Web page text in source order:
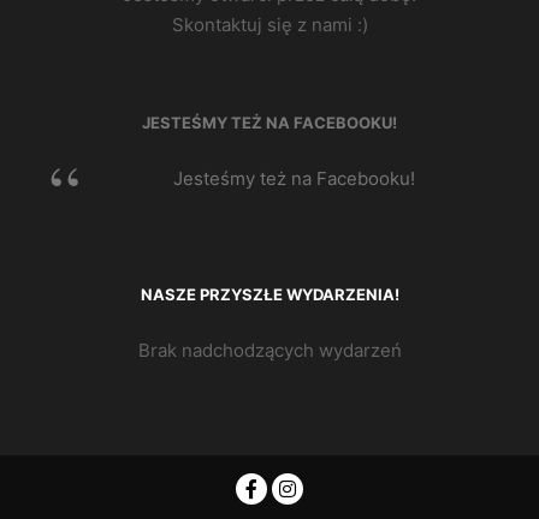
Skontaktuj się z nami :)
JESTEŚMY TEŻ NA FACEBOOKU!
Jesteśmy też na Facebooku!
NASZE PRZYSZŁE WYDARZENIA!
Brak nadchodzących wydarzeń